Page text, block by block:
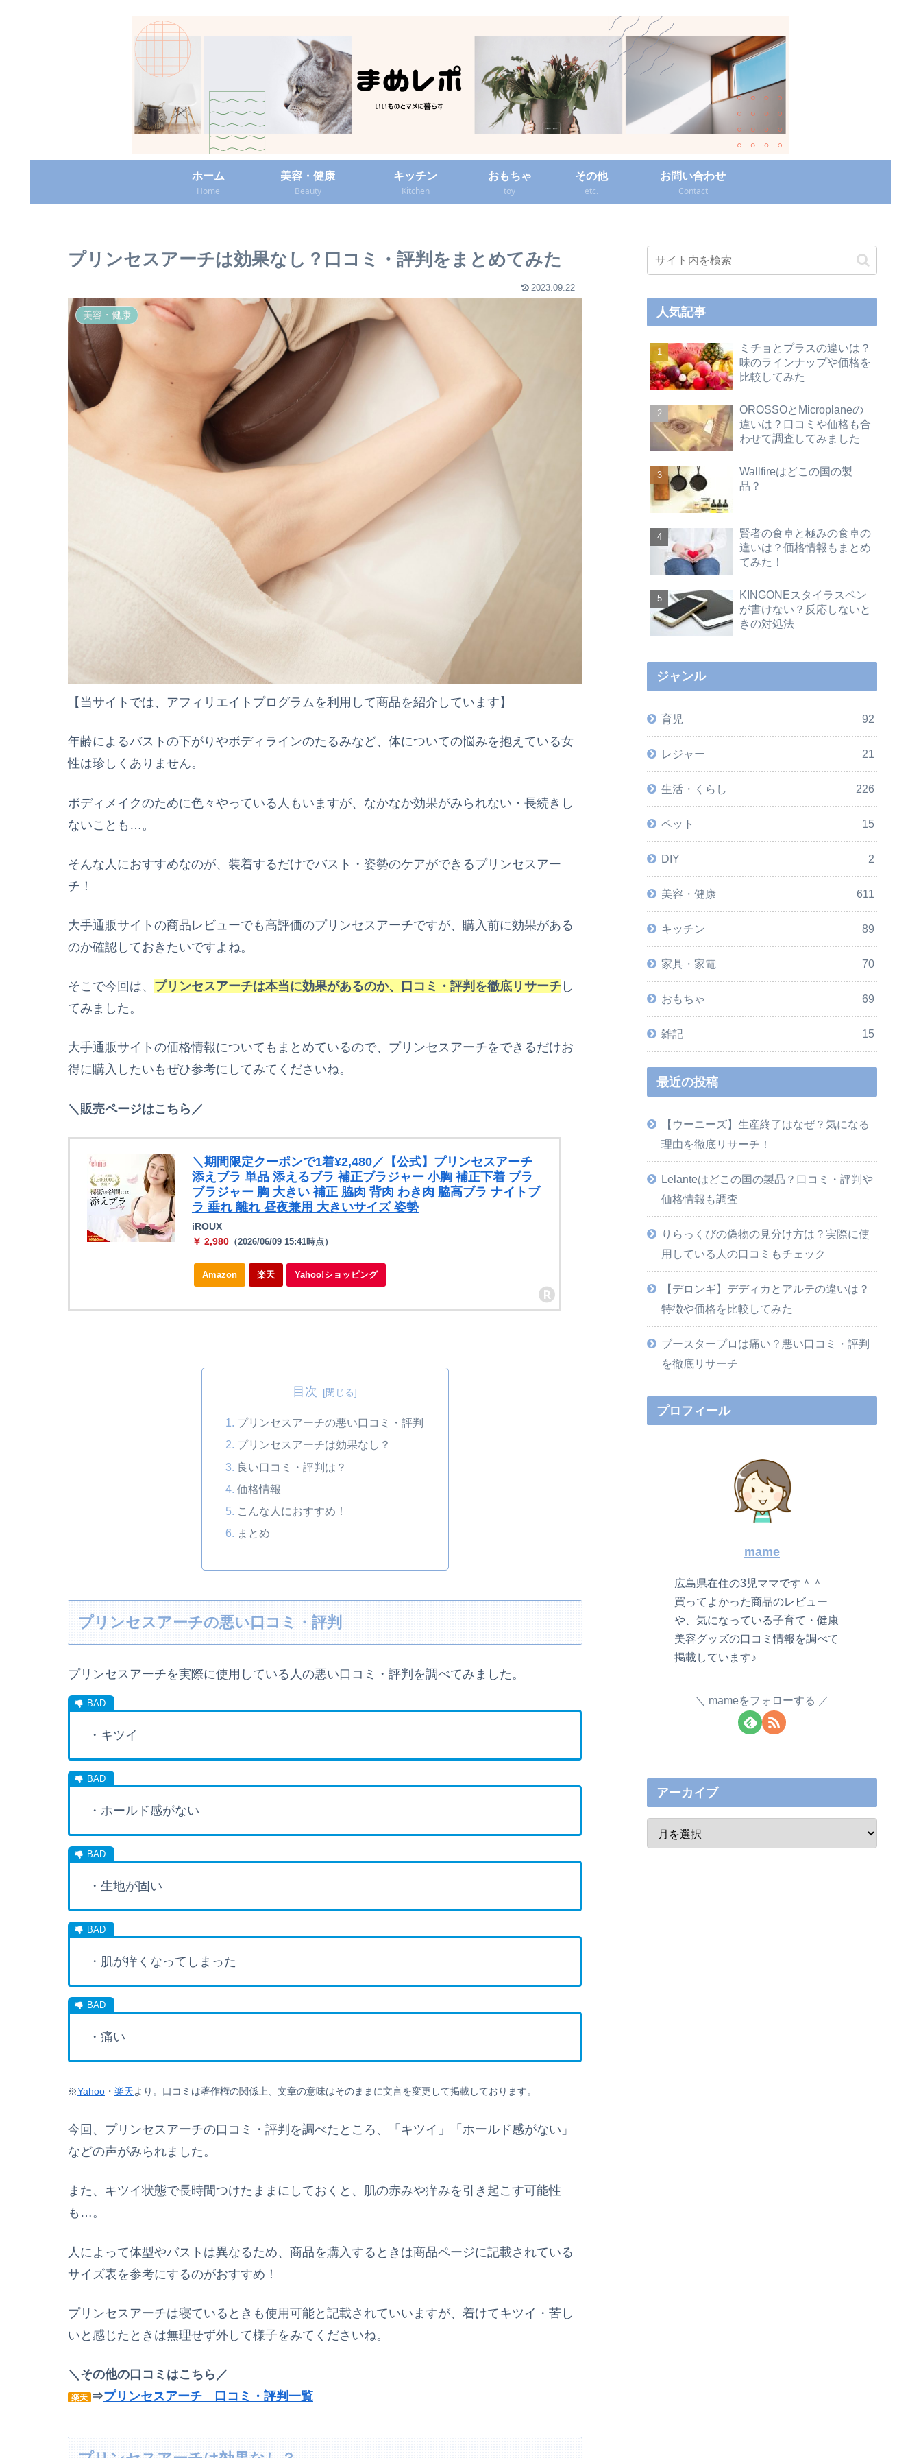
ホーム
Home
美容・健康
Beauty
キッチン
Kitchen
おもちゃ
toy
その他
etc.
お問い合わせ
Contact‎
プリンセスアーチは効果なし？口コミ・評判をまとめてみた
2023.09.22
美容・健康
【当サイトでは、アフィリエイトプログラムを利用して商品を紹介しています】
年齢によるバストの下がりやボディラインのたるみなど、体についての悩みを抱えている女
性は珍しくありません。
ボディメイクのために色々やっている人もいますが、なかなか効果がみられない・長続きし
ないことも…。
そんな人におすすめなのが、装着するだけでバスト・姿勢のケアができるプリンセスアー
チ！
大手通販サイトの商品レビューでも高評価のプリンセスアーチですが、購入前に効果がある
のか確認しておきたいですよね。
そこで今回は、 プリンセスアーチは本当に効果があるのか、口コミ・評判を徹底リサーチ し
てみました。
大手通販サイトの価格情報についてもまとめているので、プリンセスアーチをできるだけお
得に購入したいもぜひ参考にしてみてくださいね。
＼販売ページはこちら／
＼期間限定クーポンで1着¥2,480／【公式】プリンセスアーチ
添えブラ 単品 添えるブラ 補正ブラジャー 小胸 補正下着 ブラ
ブラジャー 胸 大きい 補正 脇肉 背肉 わき肉 脇高ブラ ナイトブ
ラ 垂れ 離れ 昼夜兼用 大きいサイズ 姿勢
iROUX
￥ 2,980（2026/06/09 15:41時点）
Amazon 楽天 Yahoo!ショッピング
目次
プリンセスアーチの悪い口コミ・評判
プリンセスアーチは効果なし？
良い口コミ・評判は？
価格情報
こんな人におすすめ！
まとめ
プリンセスアーチの悪い口コミ・評判
プリンセスアーチを実際に使用している人の悪い口コミ・評判を調べてみました。
・キツイ
・ホールド感がない
・生地が固い
・肌が痒くなってしまった
・痛い
※Yahoo ・ 楽天より。 口コミは著作権の関係上、文章の意味はそのままに文言を変更して掲載しております。
今回、プリンセスアーチの口コミ・評判を調べたところ、「キツイ」「ホールド感がない」
などの声がみられました。
また、キツイ状態で長時間つけたままにしておくと、肌の赤みや痒みを引き起こす可能性
も…。
人によって体型やバストは異なるため、商品を購入するときは商品ページに記載されている
サイズ表を参考にするのがおすすめ！
プリンセスアーチは寝ているときも使用可能と記載されていいますが、着けてキツイ・苦し
いと感じたときは無理せず外して様子をみてくださいね。
＼その他の口コミはこちら／
楽天 ⇒プリンセスアーチ 口コミ・評判一覧
人気記事
ミチョとプラスの違いは？
味のラインナップや価格を
比較してみた
OROSSOとMicroplaneの
違いは？口コミや価格も合
わせて調査してみました
Wallfireはどこの国の製
品？
賢者の食卓と極みの食卓の
違いは？価格情報もまとめ
てみた！
KINGONEスタイラスペン
が書けない？反応しないと
きの対処法
ジャンル
育児 92
レジャー 21
生活・くらし 226
ペット 15
DIY 2
美容・健康 611
キッチン 89
家具・家電 70
おもちゃ 69
雑記 15
最近の投稿
【ウーニーズ】生産終了はなぜ？気になる
理由を徹底リサーチ！
Lelanteはどこの国の製品？口コミ・評判や
価格情報も調査
りらっくびの偽物の見分け方は？実際に使
用している人の口コミもチェック
【デロンギ】デディカとアルテの違いは？
特徴や価格を比較してみた
ブースタープロは痛い？悪い口コミ・評判
を徹底リサーチ
プロフィール
mame
広島県在住の3児ママです＾＾
買ってよかった商品のレビュー
や、気になっている子育て・健康
美容グッズの口コミ情報を調べて
掲載しています♪
mameをフォローする
アーカイブ